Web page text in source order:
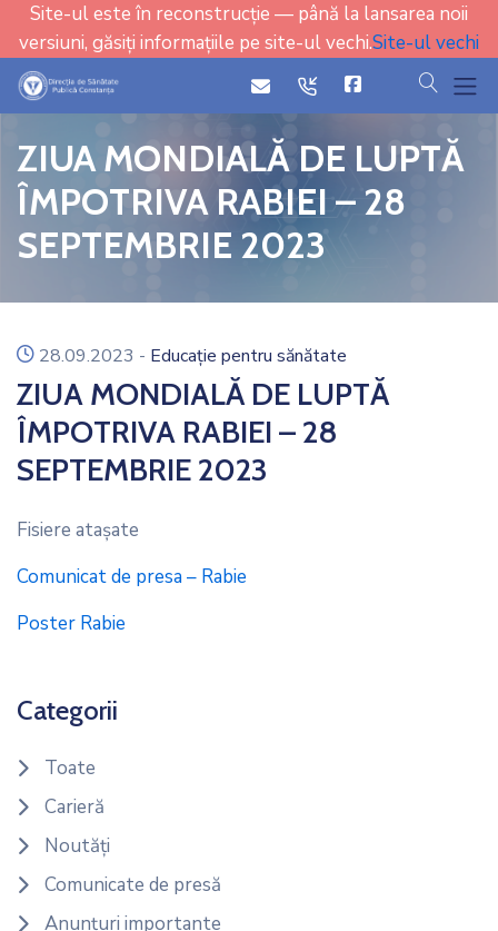
Site-ul este în reconstrucție — până la lansarea noii
versiuni, găsiți informațiile pe site-ul vechi.Site-ul vechi
iconicon cauta
ZIUA MONDIALĂ DE LUPTĂ
ÎMPOTRIVA RABIEI – 28
SEPTEMBRIE 2023
icon
28.09.2023 - Educație pentru sănătate
ZIUA MONDIALĂ DE LUPTĂ
ÎMPOTRIVA RABIEI – 28
SEPTEMBRIE 2023
Fisiere ataşate
Comunicat de presa – Rabie
Poster Rabie
Categorii
Toate
Carieră
Noutăți
Comunicate de presă
Anunțuri importante